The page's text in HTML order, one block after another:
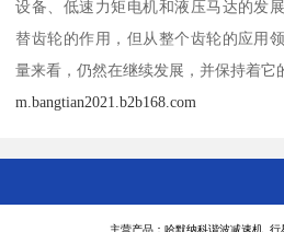
设备、低速力矩电机和液压马达的发
替齿轮的作用，但从整个齿轮的应用
量来看，仍然在继续发展，并保持着它
m.bangtian2021.b2b168.com